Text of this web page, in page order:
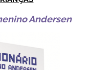
Andersen